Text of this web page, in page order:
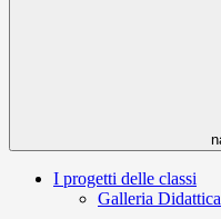
I progetti delle classi
Galleria Didattica